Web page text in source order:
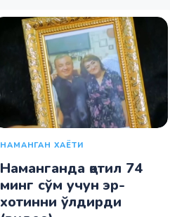
НАМАНГАН ХАЁТИ
Наманганда қотил 74
минг сўм учун эр-
хотинни ўлдирди